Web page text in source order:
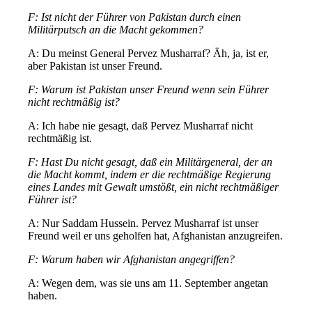
F: Ist nicht der Führer von Pakistan durch einen
Militärputsch an die Macht gekommen?
A: Du meinst General Pervez Musharraf? Äh, ja, ist er,
aber Pakistan ist unser Freund.
F: Warum ist Pakistan unser Freund wenn sein Führer
nicht rechtmäßig ist?
A: Ich habe nie gesagt, daß Pervez Musharraf nicht
rechtmäßig ist.
F: Hast Du nicht gesagt, daß ein Militärgeneral, der an
die Macht kommt, indem er die rechtmäßige Regierung
eines Landes mit Gewalt umstößt, ein nicht rechtmäßiger
Führer ist?
A: Nur Saddam Hussein. Pervez Musharraf ist unser
Freund weil er uns geholfen hat, Afghanistan anzugreifen.
F: Warum haben wir Afghanistan angegriffen?
A: Wegen dem, was sie uns am 11. September angetan
haben.